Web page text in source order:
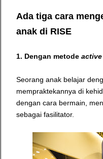
Ada tiga cara
anak di RISE
1. Dengan metode
Seorang anak belajar
mempraktekannya di
dengan cara bermain,
sebagai fasilitator.